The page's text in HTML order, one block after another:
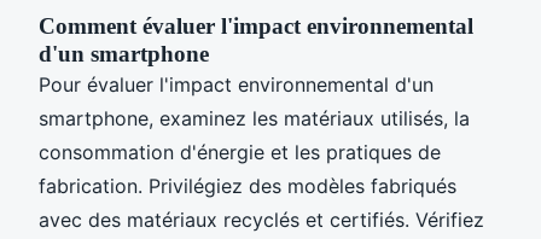
Comment évaluer l'impact environnemental
d'un smartphone
Pour évaluer l'impact environnemental d'un
smartphone, examinez les matériaux utilisés, la
consommation d'énergie et les pratiques de
fabrication. Privilégiez des modèles fabriqués
avec des matériaux recyclés et certifiés. Vérifiez